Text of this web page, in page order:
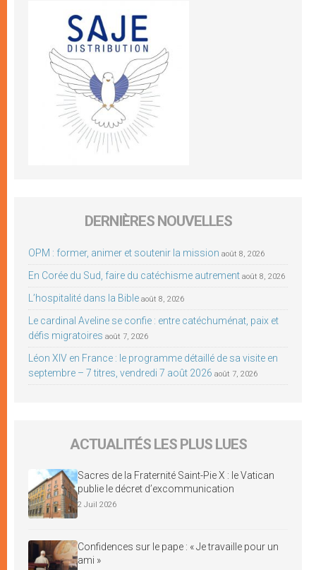
DERNIÈRES NOUVELLES
OPM : former, animer et soutenir la mission août 8, 2026
En Corée du Sud, faire du catéchisme autrement août 8, 2026
L’hospitalité dans la Bible août 8, 2026
Le cardinal Aveline se confie : entre catéchuménat, paix et
défis migratoires août 7, 2026
Léon XIV en France : le programme détaillé de sa visite en
septembre – 7 titres, vendredi 7 août 2026 août 7, 2026
ACTUALITÉS LES PLUS LUES
Sacres de la Fraternité Saint-Pie X : le Vatican
publie le décret d’excommunication
2 Juil 2026
Confidences sur le pape : « Je travaille pour un
ami »